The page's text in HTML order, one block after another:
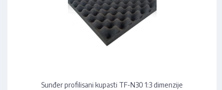
Sunđer profilisani kupasti TF-N30 1:3 dimenzije